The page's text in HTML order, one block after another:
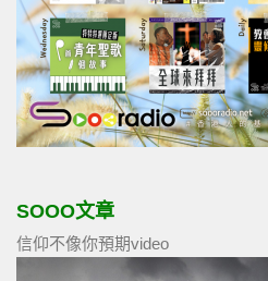
SOOO文章
信仰不像你預期video